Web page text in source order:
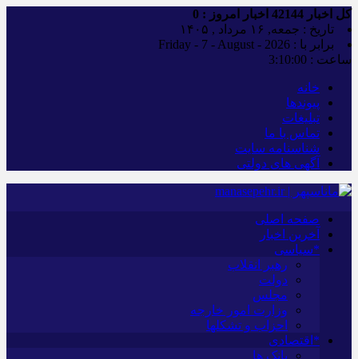
کل اخبار اخبار امروز : 0
تاریخ : جمعه, ۱۶ مرداد , ۱۴۰۵
برابر با : Friday - 7 - August - 2026
ساعت : 3:10:01
خانه
پیوندها
تبلیغات
تماس با ما
شناسنامه سایت
آگهی های دولتی
صفحه اصلی
آخرین اخبار
*سیاسی
رهبر انقلاب
دولت
مجلس
وزارت امور خارجه
احزاب و تشکلها
*اقتصادی
بانک ها